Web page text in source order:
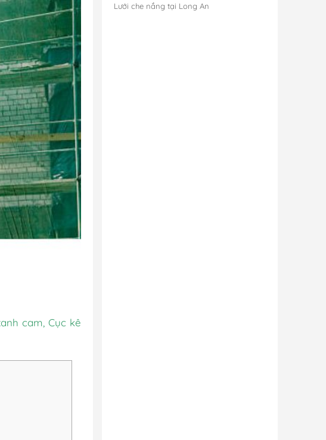
cam Cục kê
Lưới che nắng tại Long An